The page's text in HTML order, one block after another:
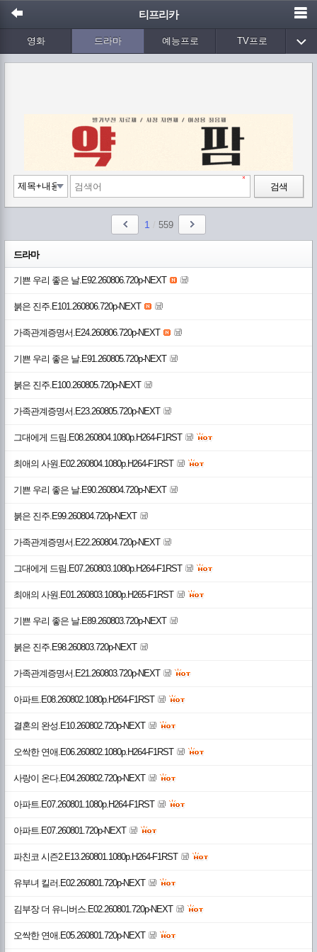
티프리카
영화 드라마 예능프로 TV프로
애니메이션 음악 Wetv
검색
1 559
드라마
기쁜 우리 좋은 날.E92.260806.720p-NEXT
붉은 진주.E101.260806.720p-NEXT
가족관계증명서.E24.260806.720p-NEXT
기쁜 우리 좋은 날.E91.260805.720p-NEXT
붉은 진주.E100.260805.720p-NEXT
가족관계증명서.E23.260805.720p-NEXT
그대에게 드림.E08.260804.1080p.H264-F1RST
최애의 사원.E02.260804.1080p.H264-F1RST
기쁜 우리 좋은 날.E90.260804.720p-NEXT
붉은 진주.E99.260804.720p-NEXT
가족관계증명서.E22.260804.720p-NEXT
그대에게 드림.E07.260803.1080p.H264-F1RST
최애의 사원.E01.260803.1080p.H265-F1RST
기쁜 우리 좋은 날.E89.260803.720p-NEXT
붉은 진주.E98.260803.720p-NEXT
가족관계증명서.E21.260803.720p-NEXT
아파트.E08.260802.1080p.H264-F1RST
결혼의 완성.E10.260802.720p-NEXT
오싹한 연애.E06.260802.1080p.H264-F1RST
사랑이 온다.E04.260802.720p-NEXT
아파트.E07.260801.1080p.H264-F1RST
아파트.E07.260801.720p-NEXT
파친코 시즌2.E13.260801.1080p.H264-F1RST
유부녀 킬러.E02.260801.720p-NEXT
김부장 더 유니버스.E02.260801.720p-NEXT
오싹한 연애.E05.260801.720p-NEXT